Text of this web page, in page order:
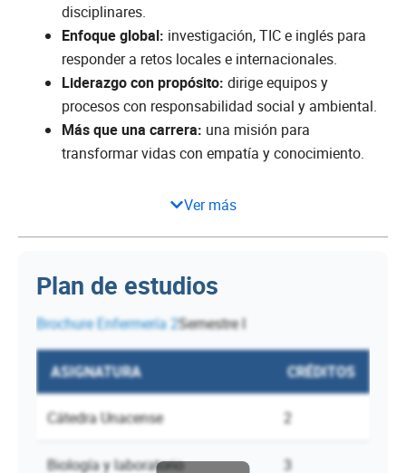
disciplinares.
Enfoque global: investigación, TIC e inglés para
responder a retos locales e internacionales.
Liderazgo con propósito: dirige equipos y
procesos con responsabilidad social y ambiental.
Más que una carrera: una misión para
transformar vidas con empatía y conocimiento.
Ver más
Plan de estudios
Brochure Enfermería 2Semestre I
ASIGNATURA CRÉDITOS
Cátedra Unacense 2
Biología y laboratorio 3